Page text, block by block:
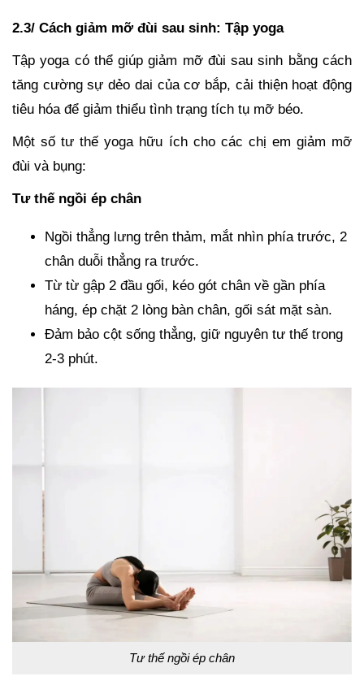
2.3/ Cách giảm mỡ đùi sau sinh: Tập yoga
Tập yoga có thể giúp giảm mỡ đùi sau sinh bằng cách
tăng cường sự dẻo dai của cơ bắp, cải thiện hoạt động
tiêu hóa để giảm thiểu tình trạng tích tụ mỡ béo.
Một số tư thế yoga hữu ích cho các chị em giảm mỡ
đùi và bụng:
Tư thế ngồi ép chân
Ngồi thẳng lưng trên thảm, mắt nhìn phía trước, 2
chân duỗi thẳng ra trước.
Từ từ gập 2 đầu gối, kéo gót chân về gần phía
háng, ép chặt 2 lòng bàn chân, gối sát mặt sàn.
Đảm bảo cột sống thẳng, giữ nguyên tư thế trong
2-3 phút.
Tư thế ngồi ép chân